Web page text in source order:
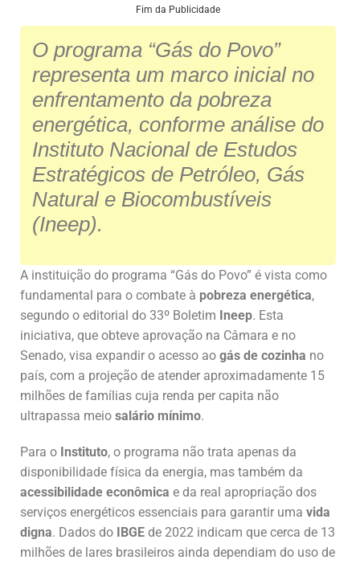
s
A
p
p
e
b
o
o
k
e
dI
n
ai
l
ar
e
Fim da Publicidade
O programa “Gás do Povo”
representa um marco inicial no
enfrentamento da pobreza
energética, conforme análise do
Instituto Nacional de Estudos
Estratégicos de Petróleo, Gás
Natural e Biocombustíveis
(Ineep).
A instituição do programa “Gás do Povo” é vista como
fundamental para o combate à pobreza energética,
segundo o editorial do 33º Boletim Ineep. Esta
iniciativa, que obteve aprovação na Câmara e no
Senado, visa expandir o acesso ao gás de cozinha no
país, com a projeção de atender aproximadamente 15
milhões de famílias cuja renda per capita não
ultrapassa meio salário mínimo.
Para o Instituto, o programa não trata apenas da
disponibilidade física da energia, mas também da
acessibilidade econômica e da real apropriação dos
serviços energéticos essenciais para garantir uma vida
digna. Dados do IBGE de 2022 indicam que cerca de 13
milhões de lares brasileiros ainda dependiam do uso de